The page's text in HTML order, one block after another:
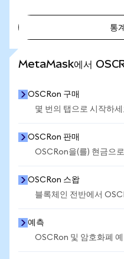
통
MetaMask에서
OSCRon 구매
몇 번의 탭으로 시작하세
OSCRon 판매
OSCRon을(를) 현금으
OSCRon 스왑
블록체인 전반에서
예측
OSCRon 및 암호화폐